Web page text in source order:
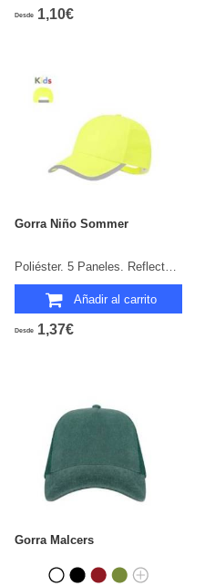
Desde 1,10€
Gorra Niño Sommer
Poliéster. 5 Paneles. Reflectante. Cierre Velcro.
Añadir al carrito
Desde 1,37€
Gorra Malcers